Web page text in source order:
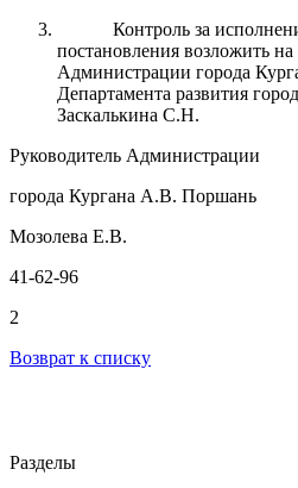
Контроль за
постановления возложить на
Администрации города
Департамента развития
Заскалькина С.Н.
Руководитель Администрации
города Кургана А.В. Поршань
Мозолева Е.В.
41-62-96
2
Возврат к списку
Разделы